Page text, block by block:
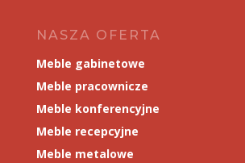
NASZA OFERTA
Meble gabinetowe
Meble pracownicze
Meble konferencyjne
Meble recepcyjne
Meble metalowe